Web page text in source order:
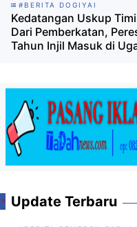
#BERITA DOGIYAI
‎Kedatangan Uskup
Dari Pemberkatan,
Tahun Injil Masuk di
Update Terbaru